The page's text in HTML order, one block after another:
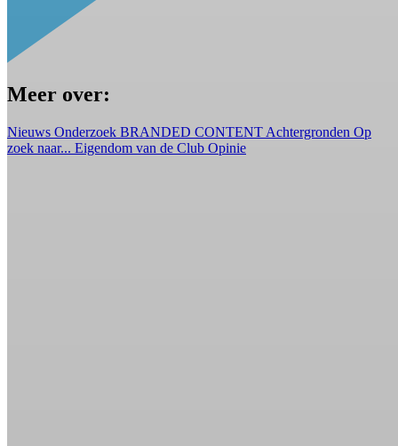
Meer over:
Nieuws Onderzoek BRANDED CONTENT Achtergronden Op
zoek naar... Eigendom van de Club Opinie